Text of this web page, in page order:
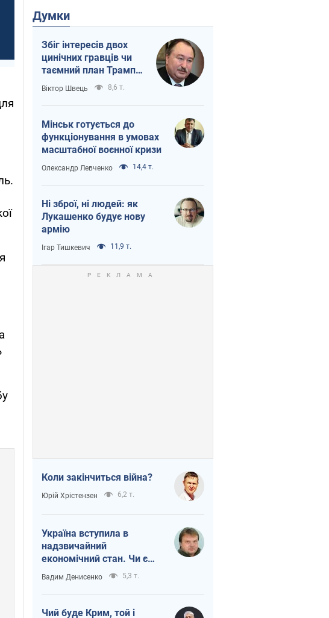
Думки
Збіг інтересів двох
цинічних гравців чи
таємний план Трампа
і Путіна?
Віктор Швець 8,6 т.
Мінськ готується до
функціонування в умовах
масштабної воєнної кризи
Олександр Левченко 14,4 т.
Ні зброї, ні людей: як
Лукашенко будує нову
армію
Ігар Тишкевич 11,9 т.
Коли закінчиться війна?
Юрій Хрістензен 6,2 т.
Україна вступила в
надзвичайний
економічний стан. Чи є
світло вкінці тунелю?
Вадим Денисенко 5,3 т.
Чий буде Крим, той і